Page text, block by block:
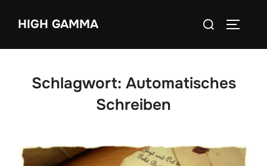
InhaltHIGH GAMMA
Suchen
Schlagwort: Automatisches
Schreiben